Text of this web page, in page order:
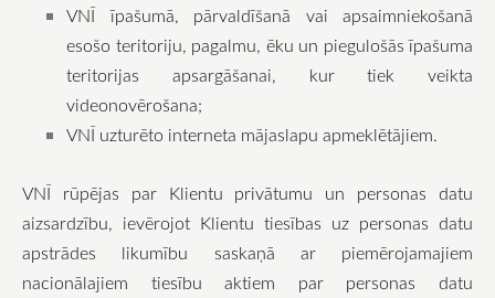
VNĪ īpašumā, pārvaldīšanā vai apsaimniekošanā
esošo teritoriju, pagalmu, ēku un piegulošās īpašuma
teritorijas apsargāšanai, kur tiek veikta
videonovērošana;
VNĪ uzturēto interneta mājaslapu apmeklētājiem.
VNĪ rūpējas par Klientu privātumu un personas datu
aizsardzību, ievērojot Klientu tiesības uz personas datu
apstrādes likumību saskaņā ar piemērojamajiem
nacionālajiem tiesību aktiem par personas datu